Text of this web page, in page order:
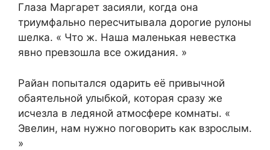
Глаза Маргарет засияли, когда она
триумфально пересчитывала дорогие рулоны
шелка. « Что ж. Наша маленькая невестка
явно превзошла все ожидания. »
Райан попытался одарить её привычной
обаятельной улыбкой, которая сразу же
исчезла в ледяной атмосфере комнаты. «
Эвелин, нам нужно поговорить как взрослым.
»